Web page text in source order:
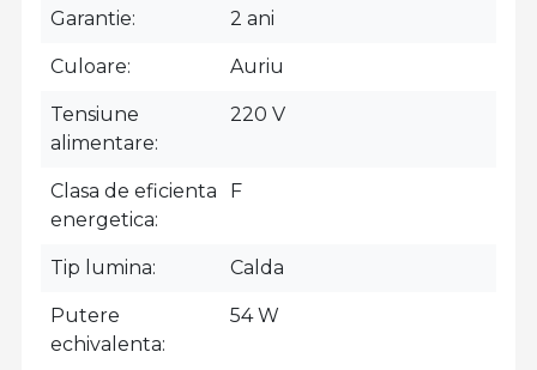
Garantie 2 ani
Culoare Auriu
Tensiune
alimentare
220 V
Clasa de eficienta
energetica
F
Tip lumina Calda
Putere
echivalenta
54 W